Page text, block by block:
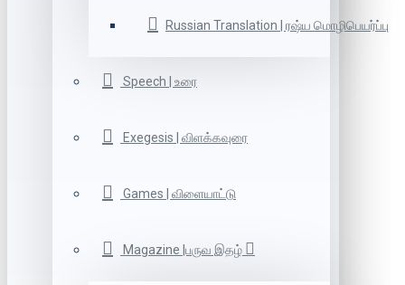
Russian Translation | ரஷ்ய மொழிபெயர்ப்பு
Speech | உரை
Exegesis | விளக்கவுரை
Games | விளையாட்டு
Magazine |பருவ இதழ்